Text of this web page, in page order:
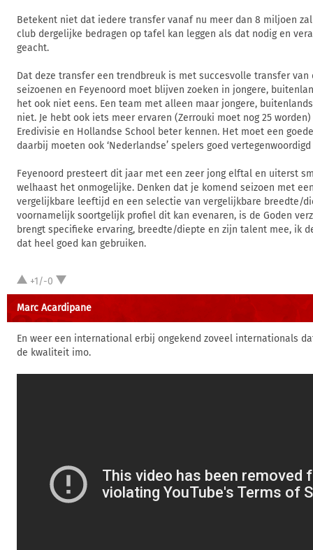
Betekent niet dat iedere transfer vanaf nu meer dan 8 miljoen
club dergelijke bedragen op tafel kan leggen als dat nodig en
geacht.
Dat deze transfer een trendbreuk is met succesvolle transfer van
seizoenen en Feyenoord moet blijven zoeken in jongere,
het ook niet eens. Een team met alleen maar jongere,
niet. Je hebt ook iets meer ervaren (Zerrouki moet nog 25
Eredivisie en Hollandse School beter kennen. Het moet een
daarbij moeten ook ‘Nederlandse’ spelers goed
Feyenoord presteert dit jaar met een zeer jong elftal en uiterst
welhaast het onmogelijke. Denken dat je komend seizoen met
vergelijkbare leeftijd en een selectie van vergelijkbare breedte/
voornamelijk soortgelijk profiel dit kan evenaren, is de Goden
brengt specifieke ervaring, breedte/diepte en zijn talent mee, ik
dat heel goed kan gebruiken.
+1/-0
Marc Acardipane
En weer een international erbij ongekend zoveel internationals
de kwaliteit imo.